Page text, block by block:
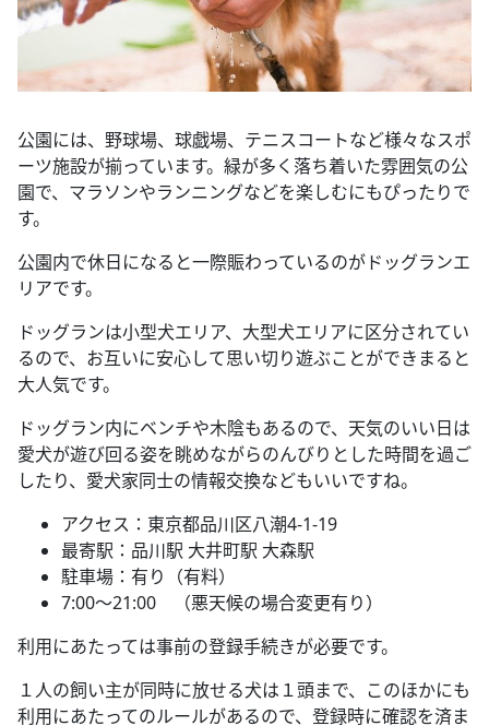
公園には、野球場、球戯場、テニスコートなど様々なスポ
ーツ施設が揃っています。緑が多く落ち着いた雰囲気の公
園で、マラソンやランニングなどを楽しむにもぴったりで
す。
公園内で休日になると一際賑わっているのがドッグランエ
リアです。
ドッグランは小型犬エリア、大型犬エリアに区分されてい
るので、お互いに安心して思い切り遊ぶことができまると
大人気です。
ドッグラン内にベンチや木陰もあるので、天気のいい日は
愛犬が遊び回る姿を眺めながらのんびりとした時間を過ご
したり、愛犬家同士の情報交換などもいいですね。
アクセス：東京都品川区八潮4-1-19
最寄駅：品川駅 大井町駅 大森駅
駐車場：有り（有料）
7:00～21:00 （悪天候の場合変更有り）
利用にあたっては事前の登録手続きが必要です。
１人の飼い主が同時に放せる犬は１頭まで、このほかにも
利用にあたってのルールがあるので、登録時に確認を済ま